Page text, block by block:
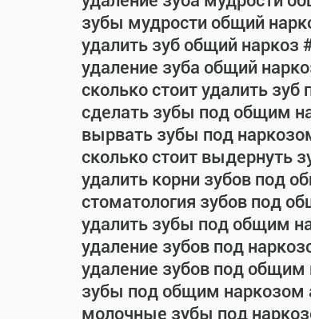
зубы мудрости общий
удалить зуб общий наркоз
удаление зуба общий
сколько стоит удалить
сделать зубы под общим
вырвать зубы под
сколько стоит выдернуть
удалить корни зубов под
стоматология зубов под
удалить зубы под общим
удаление зубов под
удаление зубов под
зубы под общим наркозом
молочные зубы под